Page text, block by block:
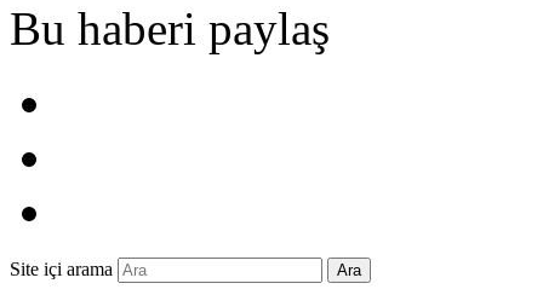
Bu haberi paylaş
Site içi arama Ara